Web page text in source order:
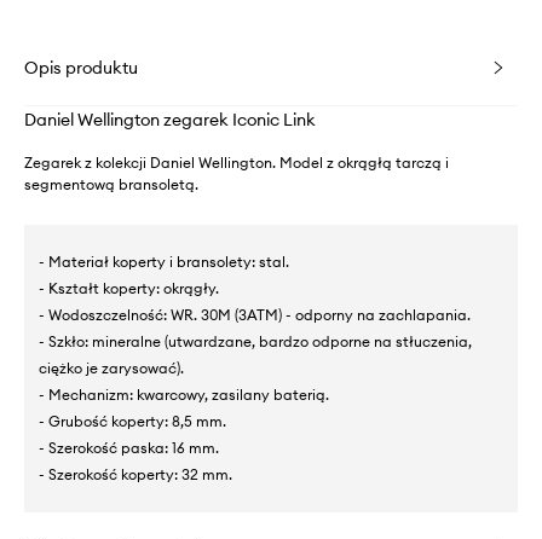
Opis produktu
Daniel Wellington zegarek Iconic Link
Zegarek z kolekcji Daniel Wellington. Model z okrągłą tarczą i
segmentową bransoletą.
- Materiał koperty i bransolety: stal.
- Kształt koperty: okrągły.
- Wodoszczelność: WR. 30M (3ATM) - odporny na zachlapania.
- Szkło: mineralne (utwardzane, bardzo odporne na stłuczenia,
ciężko je zarysować).
- Mechanizm: kwarcowy, zasilany baterią.
- Grubość koperty: 8,5 mm.
- Szerokość paska: 16 mm.
- Szerokość koperty: 32 mm.